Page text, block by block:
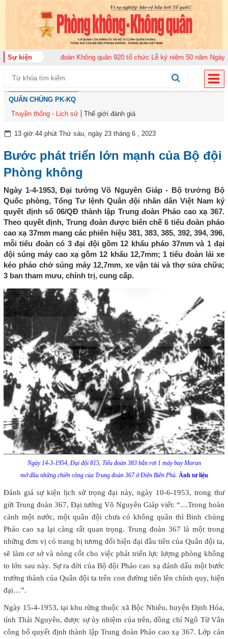
Sự kiện
2026 Trung đoàn Không quân 920 tổ chức Lễ kỷ niệm 50 năm Ngày
QUÂN CHỦNG PK-KQ
Truyền thống - Lịch sử
Thế giới đánh giá
13 giờ:44 phút Thứ sáu, ngày 23 tháng 6 , 2023
Bước phát triển lớn mạnh của Bộ đội
Phòng không
Ngày 1-4-1953, Đại tướng Võ Nguyên Giáp - Bộ trưởng Bộ
Quốc phòng, Tổng Tư lệnh Quân đội nhân dân Việt Nam ký
quyết định số 06/QĐ thành lập Trung đoàn Pháo cao xạ 367.
Theo quyết định, Trung đoàn được biên chế 6 tiểu đoàn pháo
cao xạ 37mm mang các phiên hiệu 381, 383, 385, 392, 394, 396,
mỗi tiểu đoàn có 3 đại đội gồm 12 khẩu pháo 37mm và 1 đại
đội súng máy cao xạ gồm 12 khẩu 12,7mm; 1 tiểu đoàn lái xe
kéo pháo chở súng máy 12,7mm, xe vận tải và thợ sửa chữa;
3 ban tham mưu, chính trị, cung cấp.
Ngày 14-3-1954, Đại đội 815, Tiểu đoàn 383 bắn rơi 1 máy bay Moran
mở đầu những chiến công của Trung đoàn 367 ở Điện Biên Phủ. Ảnh tư liệu
Đánh giá sự kiện lịch sử trọng đại này, ngày 10-6-1953, trong thư
gửi Trung đoàn 367, Đại tướng Võ Nguyên Giáp viết: “…Trong hoàn
cảnh một nước, một quân đội chưa có không quân thì Binh chủng
Pháo cao xạ lại càng rất quan trọng. Trung đoàn 367 là một trong
những đơn vị có trang bị tương đối hiện đại đầu tiên của Quân đội ta,
sẽ làm cơ sở và nòng cốt cho việc phát triển lực lượng phòng không
to lớn sau này. Sự ra đời của Bộ đội Pháo cao xạ đánh dấu một bước
trưởng thành của Quân đội ta trên con đường tiến lên chính quy, hiện
đại…”.
Ngày 15-4-1953, tại khu rừng thuộc xã Bộc Nhiêu, huyện Định Hóa,
tỉnh Thái Nguyên, được sự ủy nhiệm của trên, đồng chí Ngô Từ Vân
công bố quyết định thành lập Trung đoàn Pháo cao xạ 367. Lớp cán